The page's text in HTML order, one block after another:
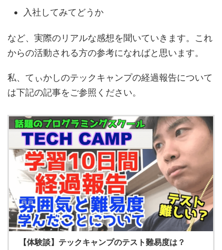
入社してみてどうか
など、実際のリアルな感想を聞いていきます。これ
からの活動される方の参考になればと思います。
私、てぃかしのテックキャンプの経過報告について
は下記の記事をご参照ください。
【体験談】テックキャンプのテスト難易度は？